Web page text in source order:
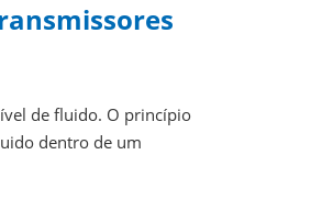
de fluido. O princípio
dentro de um